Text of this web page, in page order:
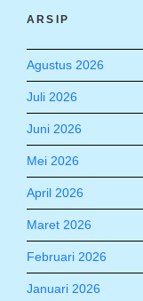
ARSIP
Agustus 2026
Juli 2026
Juni 2026
Mei 2026
April 2026
Maret 2026
Februari 2026
Januari 2026